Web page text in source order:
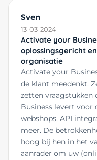
Sven
13-03-2024
Activate your
oplossingsgericht
organisatie
Activate your
de klant meedenkt.
zetten vraagstukken
Business levert voor
webshops, API
meer. De
hoog bij hen in het
aanrader om uw